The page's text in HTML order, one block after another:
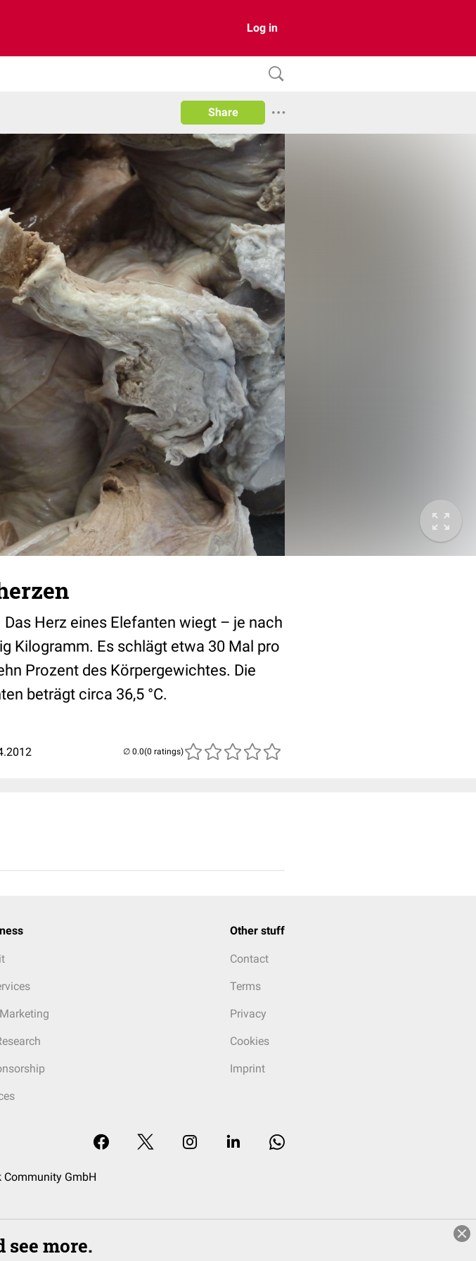
Log in
Share
Herz eines Elefanten wiegt – je nach
Kilogramm. Es schlägt etwa 30 Mal pro
Prozent des Körpergewichtes. Die
beträgt circa 36,5 °C.
(0 ratings)
Other stuff
Contact
Terms
Privacy
Cookies
Imprint
GmbH
see more.